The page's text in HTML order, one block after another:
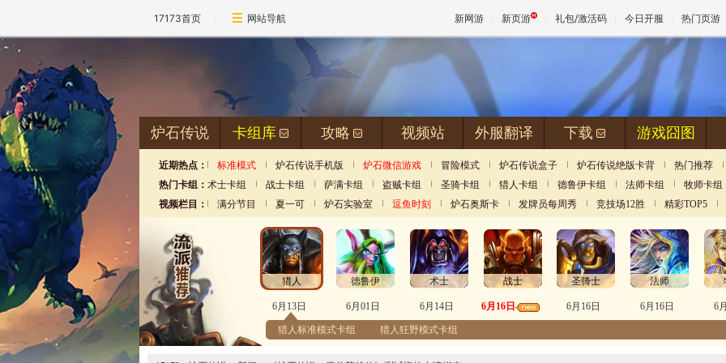
17173首页 网站导航 新网游 新页游 礼包/激活码 今日开服 热门页游
天堂
炉石传说 卡组库 攻略 视频站 外服翻译 下载 游戏囧图
近期热点： 标准模式 炉石传说手机版 炉石微信游戏 冒险模式 炉石传说盒子 炉石传说绝版卡背
热门推荐
热门卡组： 术士卡组 战士卡组 萨满卡组 盗贼卡组 圣骑卡组 猎人卡组 德鲁伊卡组 法师卡组
牧师卡组
视频栏目：
满分节目 夏一可 炉石实验室 逗鱼时刻 炉石奥斯卡 发牌员每周秀 竞技场12胜 精彩TOP5
猎人
6月13日
德鲁伊
6月01日
术士
6月14日
战士
6月16日
圣骑士
6月16日
法师
6月16日 6
猎人标准模式卡组 猎人狂野模式卡组